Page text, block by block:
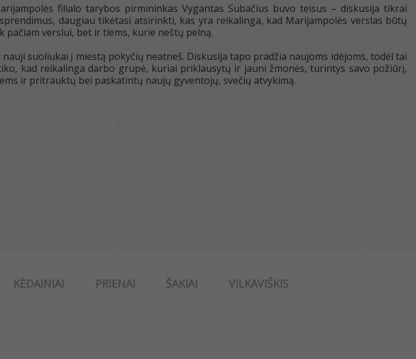
filialo tarybos pirmininkas Vygantas Subačius buvo teisus – diskusija tikrai
daugiau tikėtasi atsirinkti, kas yra reikalinga, kad Marijampolės verslas būtų
pačiam verslui, bet ir tiems, kurie neštų pelną.
suoliukai į miestą pokyčių neatneš. Diskusija tapo pradžia naujoms idėjoms, todėl tai
kad reikalinga darbo grupė, kuriai priklausytų ir jauni žmonės, turintys savo požiūrį,
ir pritrauktų bei paskatintų naujų gyventojų, svečių atvykimą.
KĖDAINIAI PRIENAI ŠAKIAI
VILKAVIŠKIS